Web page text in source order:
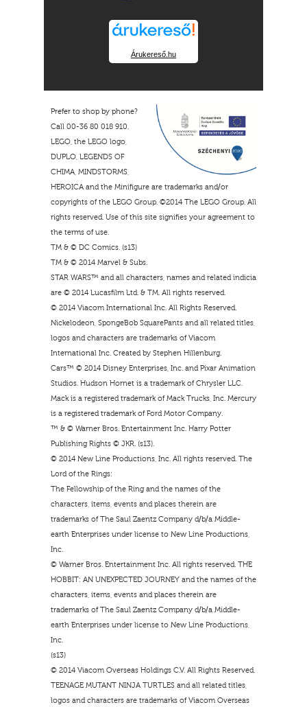
Árukereső.hu
Prefer to shop by phone?
Call 00-36 80 018 910.
LEGO, the LEGO logo,
DUPLO, LEGENDS OF
CHIMA, MINDSTORMS,
HEROICA and the Minifigure are trademarks and/or
copyrights of the LEGO Group. ©2014 The LEGO Group. All
rights reserved. Use of this site signifies your agreement to
the terms of use.
TM & © DC Comics. (s13)
TM & © 2014 Marvel & Subs.
STAR WARS™ and all characters, names and related indicia
are © 2014 Lucasfilm Ltd. & TM. All rights reserved.
© 2014 Viacom International Inc. All Rights Reserved.
Nickelodeon, SpongeBob SquarePants and all related titles,
logos and characters are trademarks of Viacom
International Inc. Created by Stephen Hillenburg.
Cars™ © 2014 Disney Enterprises, Inc. and Pixar Animation
Studios. Hudson Hornet is a trademark of Chrysler LLC.
Mack is a registered trademark of Mack Trucks, Inc. Mercury
is a registered trademark of Ford Motor Company.
™ & © Warner Bros. Entertainment Inc. Harry Potter
Publishing Rights © JKR. (s13).
© 2014 New Line Productions, Inc. All rights reserved. The
Lord of the Rings:
The Fellowship of the Ring and the names of the
characters, items, events and places therein are
trademarks of The Saul Zaentz Company d/b/a Middle-
earth Enterprises under license to New Line Productions,
Inc.
© Warner Bros. Entertainment Inc. All rights reserved. THE
HOBBIT: AN UNEXPECTED JOURNEY and the names of the
characters, items, events and places therein are
trademarks of The Saul Zaentz Company d/b/a Middle-
earth Enterprises under license to New Line Productions,
Inc.
(s13)
© 2014 Viacom Overseas Holdings C.V. All Rights Reserved.
TEENAGE MUTANT NINJA TURTLES and all related titles,
logos and characters are trademarks of Viacom Overseas